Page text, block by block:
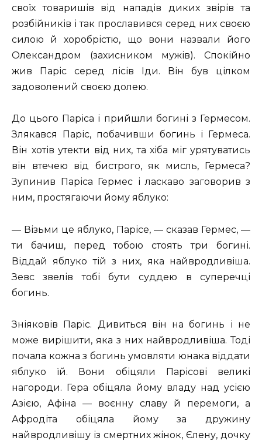
своїх товаришів від нападів диких звірів та
розбійників і так прославився серед них своєю
силою й хоробрістю, що вони назвали його
Олександром (захисником мужів). Спокійно
жив Паріс серед лісів Іди. Він був цілком
задоволений своєю долею.
До цього Паріса і прийшли богині з Гермесом.
Злякався Паріс, побачивши богинь і Гермеса.
Він хотів утекти від них, та хіба міг урятуватись
він втечею від бистрого, як мисль, Гермеса?
Зупинив Паріса Гермес і ласкаво заговорив з
ним, простягаючи йому яблуко:
— Візьми це яблуко, Парісе, — сказав Гермес, —
ти бачиш, перед тобою стоять три богині.
Віддай яблуко тій з них, яка найвродливіша.
Зевс звелів тобі бути суддею в суперечці
богинь.
Зніяковів Паріс. Дивиться він на богинь і не
може вирішити, яка з них найвродливіша. Тоді
почала кожна з богинь умовляти юнака віддати
яблуко їй. Вони обіцяли Парісові великі
нагороди. Гера обіцяла йому владу над усією
Азією, Афіна — воєнну славу й перемоги, а
Афродіта обіцяла йому за дружину
найвродливішу із смертних жінок, Єлену, дочку